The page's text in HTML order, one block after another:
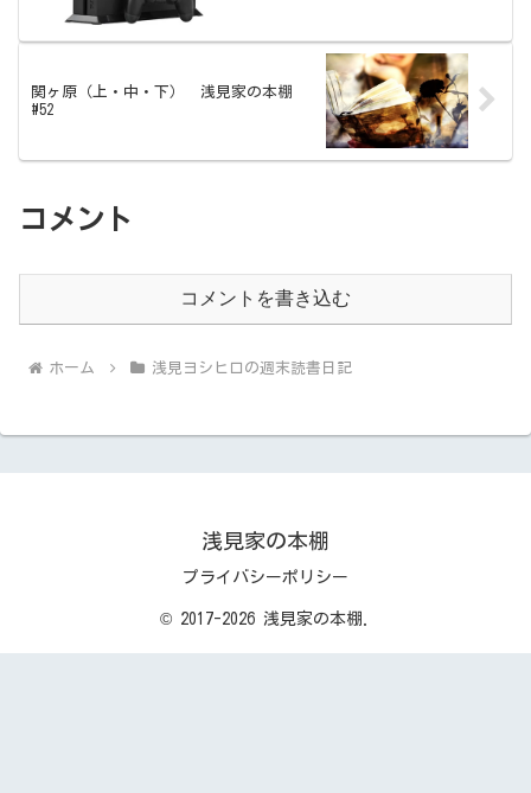
関ヶ原（上・中・下） 浅見家の本棚
#52
コメント
コメントを書き込む
ホーム 浅見ヨシヒロの週末読書日記
浅見家の本棚
プライバシーポリシー
© 2017-2026 浅見家の本棚.